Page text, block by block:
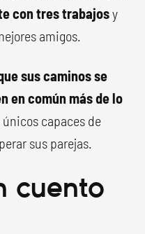
con tres trabajosy
amigos.
sus caminos se
en común más de lo
capaces de
sus parejas.
cuento